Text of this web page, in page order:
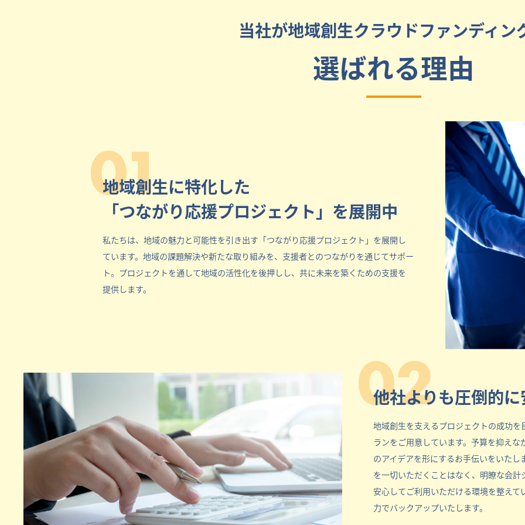
当社が地域創生クラウドファンディン
選ばれる理由
01
地域創生に特化した
「つながり応援プロジェクト」を展開中
私たちは、地域の魅力と可能性を引き出す「つながり応援プロジェクト」を展開し
ています。地域の課題解決や新たな取り組みを、支援者とのつながりを通じてサポー
ト。プロジェクトを通して地域の活性化を後押しし、共に未来を築くための支援を
提供します。
02
他社よりも圧倒的
地域創生を支えるプロジェクトの成功
ランをご用意しています。予算を抑え
のアイデアを形にするお手伝いをいた
を一切いただくことはなく、明瞭な会
安心してご利用いただける環境を整え
力でバックアップいたします。